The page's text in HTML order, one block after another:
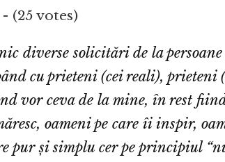
(25 votes)
diverse solicitări de la
cu prieteni (cei reali), prieteni
vor ceva de la mine, în rest
oameni pe care îi inspir,
pur și simplu cer pe principiul “